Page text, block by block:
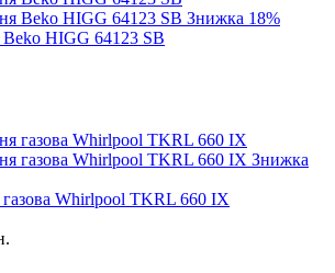
Знижка 18%
HIGG 64123 SB
Знижка
Whirlpool TKRL 660 IX